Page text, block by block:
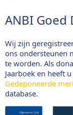
ANBI Goed
Wij zijn
ons ondersteunen
te worden. Als
Jaarboek en heeft
Gedeponeerde
database.